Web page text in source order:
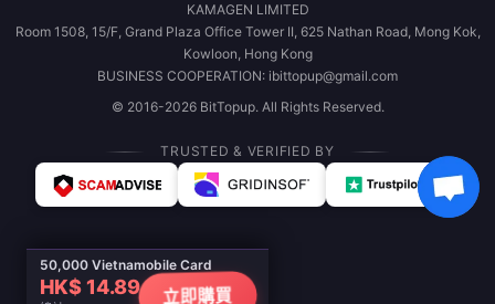
50,000 Vietnamobile Card
HK$ 14.89 立即購買
KAMAGEN LIMITED
Room 1508, 15/F, Grand Plaza Office Tower II, 625 Nathan Road, Mong Kok,
Kowloon, Hong Kong
BUSINESS COOPERATION: ibittopup@gmail.com
© 2016-2026 BitTopup. All Rights Reserved.
TRUSTED & VERIFIED BY